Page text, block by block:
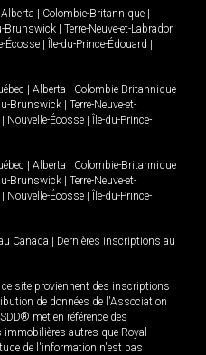
Alberta | Colombie-Britannique |
Brunswick | Terre-Neuve-et-Labrador
Écosse | Île-du-Prince-Édouard |
| Alberta | Colombie-Britannique
Brunswick | Terre-Neuve-et-
| Nouvelle-Écosse | Île-du-Prince-
| Alberta | Colombie-Britannique
Brunswick | Terre-Neuve-et-
| Nouvelle-Écosse | Île-du-Prince-
Canada | Dernières inscriptions au
site proviennent des inscriptions
de données de l'Association
met en référence des
autres que Royal
de l'information n'est pas